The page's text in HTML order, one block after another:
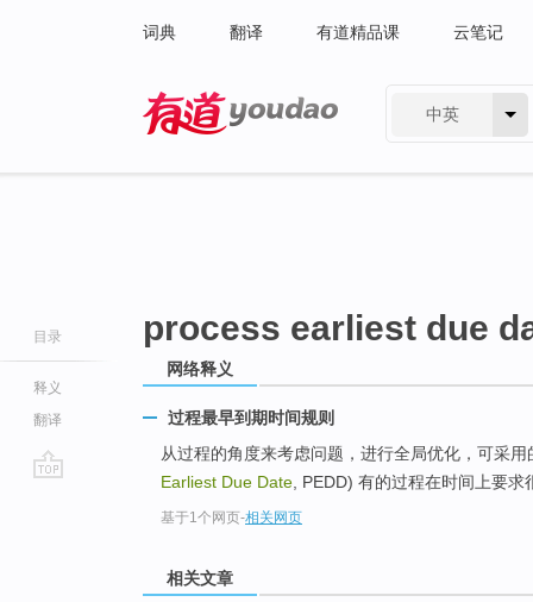
词典 翻译 有道精品课 云笔记
中英
目录
释义
翻译
process earliest due
网络释义
过程最早到期时间规则
从过程的角度来考虑问题，进行全局优化，可采
Earliest Due Date , PEDD) 有的过程在时间上要
基于1个网页-相关网页
相关文章